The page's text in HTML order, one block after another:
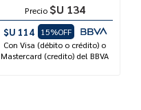
Precio $U 134
$U 114
15%OFF
Con Visa (débito o crédito) o
Mastercard (credito) del BBVA